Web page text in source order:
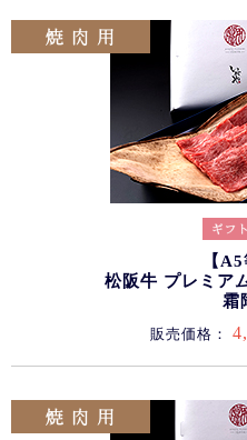
【A5
松阪牛 プレミア
霜
販売価格：